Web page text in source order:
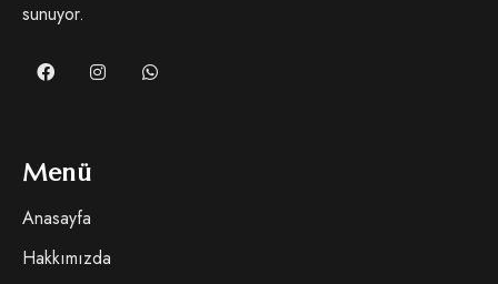
sunuyor.
Menü
Anasayfa
Hakkımızda